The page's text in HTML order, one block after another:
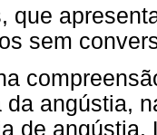
que
sem
da angústia,
de